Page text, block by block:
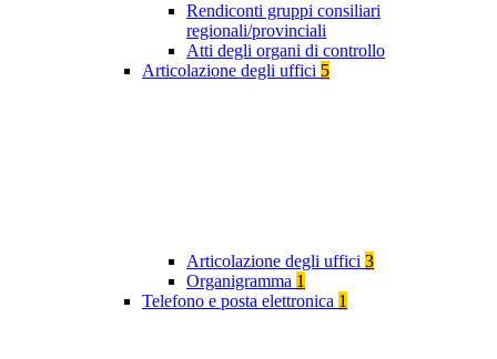
Rendiconti gruppi consiliari
regionali/provinciali
Atti degli organi di controllo
Articolazione degli uffici 5
Articolazione degli uffici 3
Organigramma 1
Telefono e posta elettronica 1